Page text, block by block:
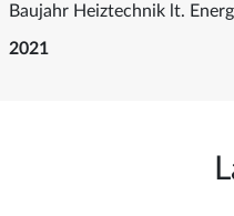
Baujahr Heiztechnik lt.
2021